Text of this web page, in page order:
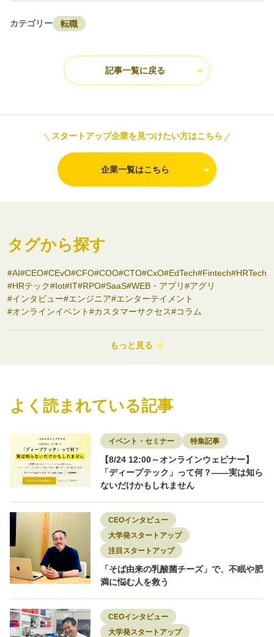
カテゴリー 転職
記事一覧に戻る
スタートアップ企業を見つけたい方はこちら
企業一覧はこちら
タグから探す
AI CEO CEvO CFO COO CTO CxO EdTech Fintech
HRTech
HRテック
Iot IT RPO SaaS WEB・アプリ
アグリ
インタビュー
エンジニア
エンターテイメント
オンラインイベント
カスタマーサクセス
コラム
バイオ フード
地域を盛り上げる 地方スタートアップ 地方創生
大学発スタートアップ
女性限定 宇宙 導入事例
環境エネルギー
研究者 研究開発 素材 脱炭素
転職
転職者インタビュー
もっと見る
よく読まれている記事
イベント・セミナー 特集記事
【8/24 12:00～オンラインウェビナー】
「ディープテック」って何？——実は知ら
ないだけかもしれません
CEOインタビュー
大学発スタートアップ
注目スタートアップ
「そば由来の乳酸菌チーズ」で、不眠や肥
満に悩む人を救う
CEOインタビュー
大学発スタートアップ